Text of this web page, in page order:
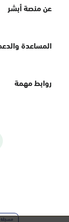
عن منصة أبشر
المساعدة
روابط مهمة